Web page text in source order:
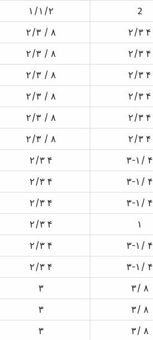
۱/۱/۲ 2
۲/۳ / ۸ ۲/۳ ۴
۲/۳ / ۸ ۲/۳ ۴
۲/۳ / ۸ ۲/۳ ۴
۲/۳ / ۸ ۲/۳ ۴
۲/۳ / ۸ ۲/۳ ۴
۲/۳ / ۸ ۲/۳ ۴
۲/۳ ۴ ۳-۱/ ۴
۲/۳ ۴ ۳-۱/ ۴
۲/۳ ۴ ۳-۱/ ۴
۲/۳ ۴
۱
۲/۳ ۴ ۳-۱/ ۴
۲/۳ ۴ ۳-۱/ ۴
۳ ۳/ ۸
۳ ۳/ ۸
۳ ۳/ ۸